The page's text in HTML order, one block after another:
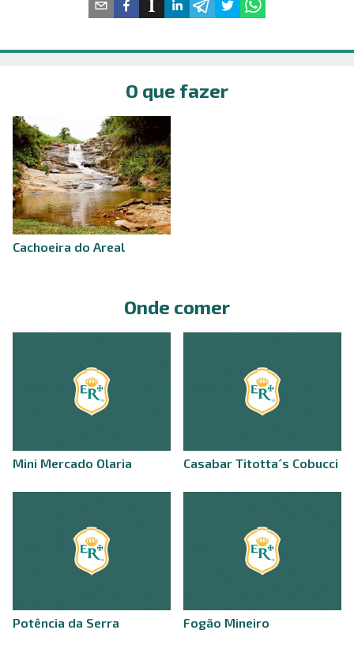
O que fazer
Cachoeira do Areal
Onde comer
Mini Mercado Olaria Casabar Titotta´s Cobucci
Potência da Serra Fogão Mineiro